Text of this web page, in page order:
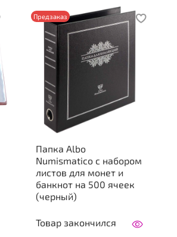
Предзаказ
Папка Аlbo
Numismatico с набором
листов для монет и
банкнот на 500 ячеек
(черный)
Товар закончился